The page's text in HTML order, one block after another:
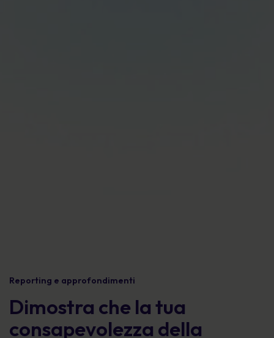
Reporting e approfondimenti
Dimostra che la tua
consapevolezza della